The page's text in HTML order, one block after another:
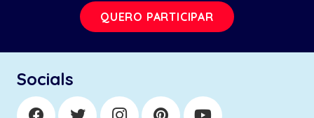
QUERO PARTICIPAR
Socials